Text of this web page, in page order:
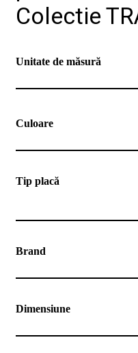
noi
Contact
Colectie
Unitate de măsură
Culoare
Tip placă
Brand
Dimensiune